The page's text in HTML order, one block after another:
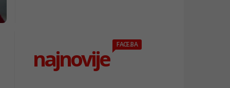
najnovije
FACE.BA